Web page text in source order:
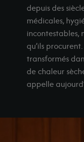
showrooms
Demander un devis
depuis des
médicales,
incontestables,
qu’ils
transformés
de chaleur
appelle